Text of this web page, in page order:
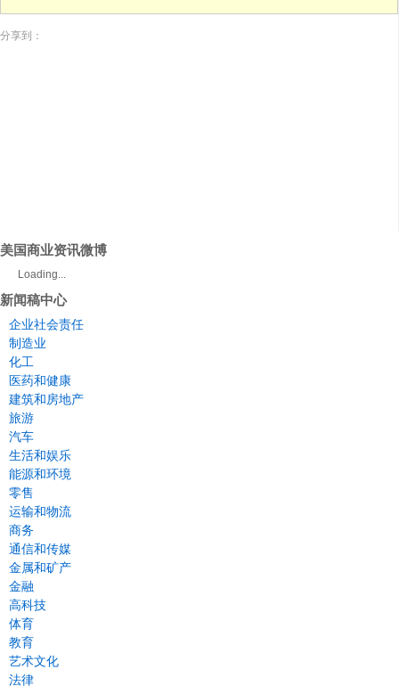
分享到：
美国商业资讯微博
Loading...
新闻稿中心
企业社会责任
制造业
化工
医药和健康
建筑和房地产
旅游
汽车
生活和娱乐
能源和环境
零售
运输和物流
商务
通信和传媒
金属和矿产
金融
高科技
体育
教育
艺术文化
法律